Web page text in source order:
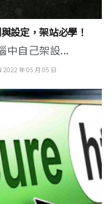
設定，架站必學！
中自己架設...
2022 年 05 月 05 日